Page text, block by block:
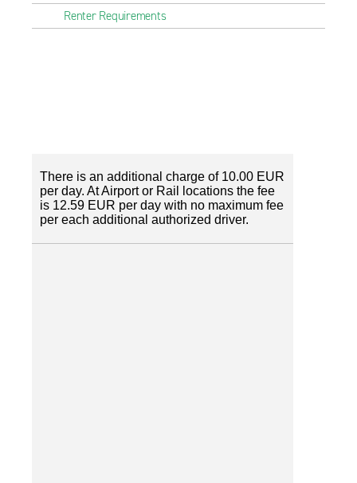
Renter Requirements
There is an additional charge of 10.00 EUR
per day. At Airport or Rail locations the fee
is 12.59 EUR per day with no maximum fee
per each additional authorized driver.